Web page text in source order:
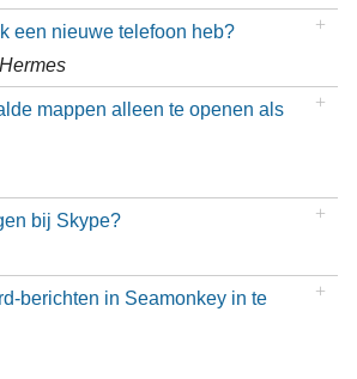
een nieuwe telefoon heb?
mappen alleen te openen als
bij Skype?
berichten in Seamonkey in te